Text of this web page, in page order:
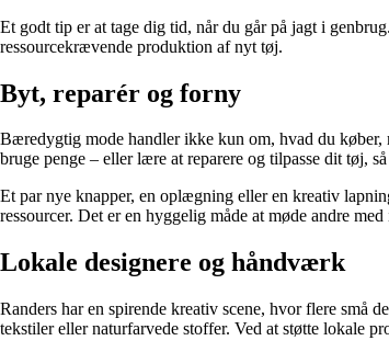
Et godt tip er at tage dig tid, når du går på jagt i
ressourcekrævende produktion af nyt tøj.
Byt, reparér og forny
Bæredygtig mode handler ikke kun om, hvad du køber,
bruge penge – eller lære at reparere og tilpasse dit tøj,
Et par nye knapper, en oplægning eller en kreativ
ressourcer. Det er en hyggelig måde at møde andre
Lokale designere og håndværk
Randers har en spirende kreativ scene, hvor flere små
tekstiler eller naturfarvede stoffer. Ved at støtte lokale